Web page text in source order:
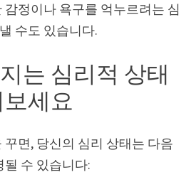
감정이나 욕구를 억누르려는 심
수도 있습니다.
는 심리적 상태
세요
면, 당신의 심리 상태는 다음
수 있습니다: